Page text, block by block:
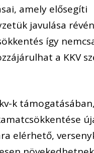
amely elősegíti
javulása révén
így
a KKV
k
elérhető,